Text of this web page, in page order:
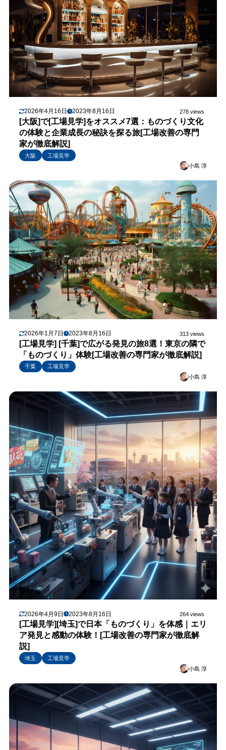
2026年4月16日 2023年8月16日 278 views
[大阪]で[工場見学]をオススメ7選：ものづくり文化
の体験と企業成長の秘訣を探る旅[工場改善の専門
家が徹底解説]
大阪
工場見学
小島 淳
2026年1月7日 2023年8月16日 313 views
[工場見学] [千葉]で広がる発見の旅8選！東京の隣で
「ものづくり」体験[工場改善の専門家が徹底解説]
千葉
工場見学
小島 淳
2026年4月9日 2023年8月16日 264 views
[工場見学][埼玉]で日本「ものづくり」を体感｜エリ
ア発見と感動の体験！[工場改善の専門家が徹底解
説]
埼玉
工場見学
小島 淳